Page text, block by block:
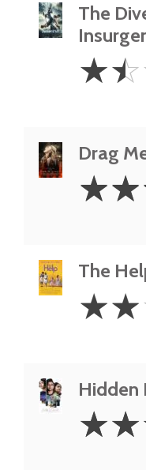
The
1.5
Stars
☆☆
Drag
Stars
☆☆
The
Stars
☆☆
Hidden
Stars
☆☆